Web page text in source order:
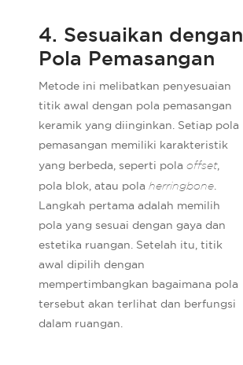
4. Sesuaikan dengan
Pola Pemasangan
Metode ini melibatkan penyesuaian
titik awal dengan pola pemasangan
keramik yang diinginkan. Setiap pola
pemasangan memiliki karakteristik
yang berbeda, seperti polaoffset,
pola blok, atau polaherringbone.
Langkah pertama adalah memilih
pola yang sesuai dengan gaya dan
estetika ruangan. Setelah itu, titik
awal dipilih dengan
mempertimbangkan bagaimana pola
tersebut akan terlihat dan berfungsi
dalam ruangan.